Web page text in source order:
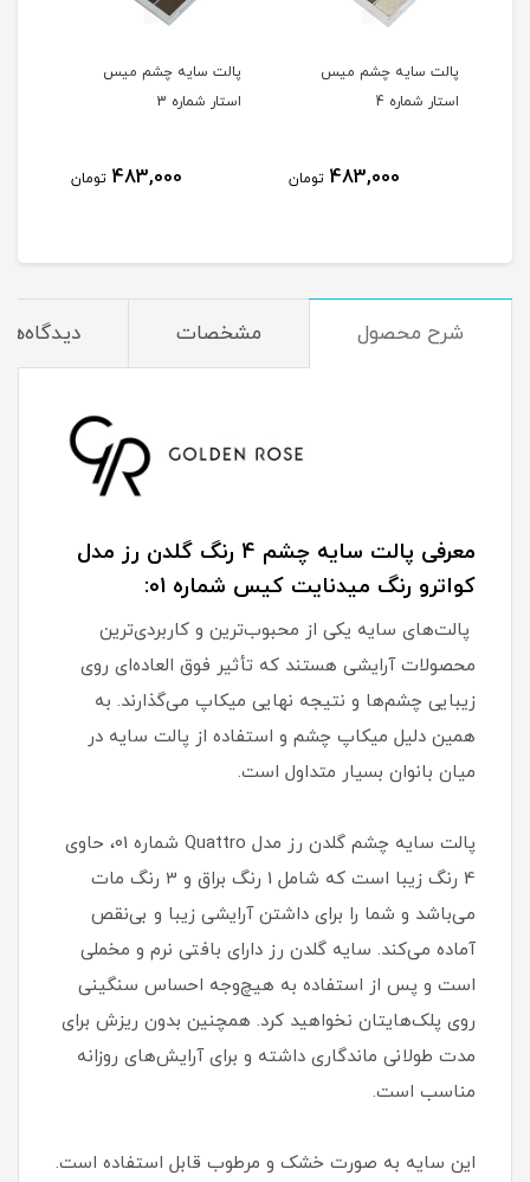
پالت سایه چشم میس
استار شماره 4
483,000 تومان
پالت سایه چشم میس
استار شماره 3
483,000 تومان
شرح محصول مشخصات دیدگاه‌ها
معرفی پالت سایه چشم 4 رنگ گلدن رز مدل
کواترو رنگ میدنایت کیس شماره 01:
پالت‌های سایه یکی از محبوب‌ترین و کاربردی‌ترین
محصولات آرایشی هستند که تأثیر فوق العاده‌ای روی
زیبایی چشم‌ها و نتیجه نهایی میکاپ می‌گذارند. به
همین دلیل میکاپ چشم و استفاده از پالت سایه در
میان بانوان بسیار متداول است.
پالت سایه چشم گلدن رز مدل Quattro شماره 01، حاوی
4 رنگ زیبا است که شامل 1 رنگ براق و 3 رنگ مات
می‌باشد و شما را برای داشتن آرایشی زیبا و بی‌نقص
آماده می‌کند. سایه گلدن رز دارای بافتی نرم و مخملی
است و پس از استفاده به هیچ‌وجه احساس سنگینی
روی پلک‌هایتان نخواهید کرد. همچنین بدون ریزش برای
مدت طولانی ماندگاری داشته و برای آرایش‌های روزانه
مناسب است.
این سایه به صورت خشک و مرطوب قابل استفاده است.